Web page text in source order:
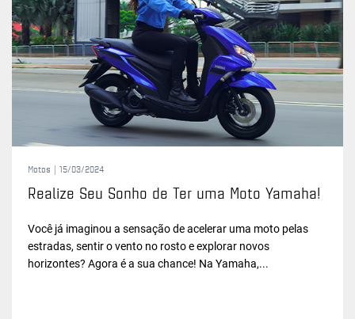
Motos | 15/03/2024
Realize Seu Sonho de Ter uma Moto Yamaha!
Você já imaginou a sensação de acelerar uma moto pelas
estradas, sentir o vento no rosto e explorar novos
horizontes? Agora é a sua chance! Na Yamaha,...